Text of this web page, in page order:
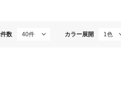
数 カラー展開